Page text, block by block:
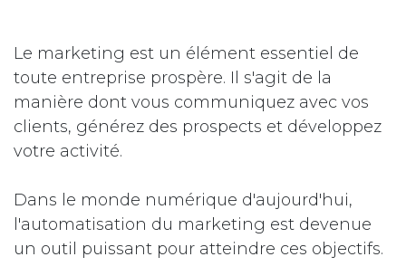
Le marketing est un élément essentiel de
toute entreprise prospère. Il s'agit de la
manière dont vous communiquez avec vos
clients, générez des prospects et développez
votre activité.
Dans le monde numérique d'aujourd'hui,
l'automatisation du marketing est devenue
un outil puissant pour atteindre ces objectifs.